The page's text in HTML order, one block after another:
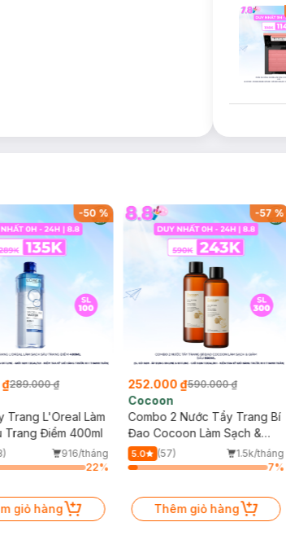
-50 %
₫289.000 ₫
Trang L'Oreal Làm
Trang Điểm 400ml
916/tháng
22%
giỏ hàng
-57 %
252.000 ₫590.000 ₫
Cocoon
Combo 2 Nước Tẩy Trang Bí
Đao Cocoon Làm Sạch &
Giảm Dầu 500ml
5.0 (57)
1.5k/tháng
7%
Thêm giỏ hàng